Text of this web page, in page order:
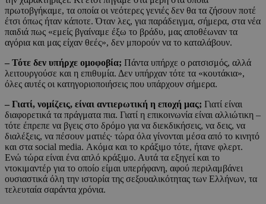
πρωτοβγήκαμε, τα οποία οι νεότερες γενιές δεν θα τα ζήσουν ποτέ
έτσι όπως ήταν κάποτε. Όταν λες, για παράδειγμα, σήμερα, στα νέα
παιδιά πως «εμείς βγαίναμε έξω το βράδυ, μας αποθέωναν τα
αγόρια και μας είχαν θεές», δεν μπορούν να το καταλάβουν.
– Τότε δεν υπήρχε ομοφοβία; Πάντα υπήρχε ο ρατσισμός, αλλά
λειτουργούσε και η επιθυμία. Δεν υπήρχαν τότε τα «κουτάκια»,
όλες αυτές οι κατηγοριοποιήσεις που υπάρχουν σήμερα.
– Γιατί, νομίζεις, είναι αντιερωτική η εποχή μας; Γιατί είναι
διαφορετικά τα πράγματα πια. Γιατί η επικοινωνία είναι αλλιώτικη –
τότε έπρεπε να βγεις στο δρόμο για να διεκδικήσεις, να δεις, να
διαλέξεις, να πέσουν ματιές· τώρα όλα γίνονται μέσα από το κινητό
και στα social media. Ακόμα και το κράξιμο τότε, ήτανε φλερτ.
Ενώ τώρα είναι ένα απλό κράξιμο. Αυτά τα εξηγεί και το
ντοκιμαντέρ για το οποίο είμαι υπερήφανη, αφού περιλαμβάνει
ουσιαστικά όλη την ιστορία της σεξουαλικότητας των Ελλήνων, τα
τελευταία σαράντα χρόνια.